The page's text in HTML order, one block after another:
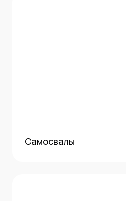
Самосвалы